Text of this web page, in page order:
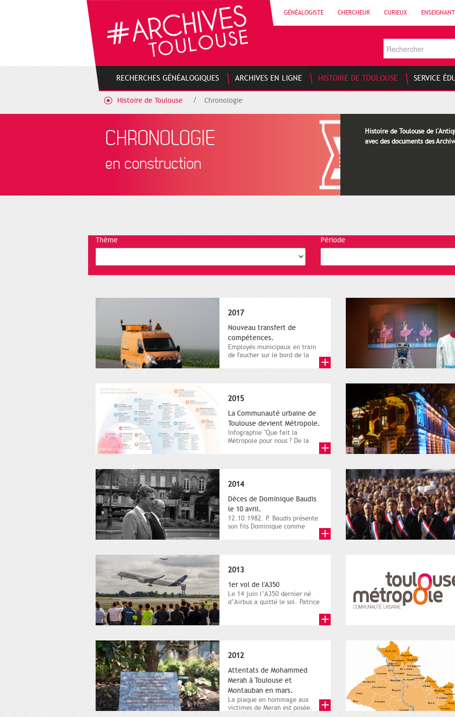
GÉNÉALOGISTE CHERCHEUR CURIEUX ENSEIGNANT
RECHERCHES GÉNÉALOGIQUES ARCHIVES EN LIGNE HISTOIRE DE TOULOUSE SERVICE
Histoire de Toulouse Chronologie
CHRONOLOGIE
en construction
Histoire de Toulouse de
avec des documents des
Thème Période
2017
Nouveau transfert de
compétences.
Employés municipaux en train
de faucher sur le bord de la
2015
La Communauté urbaine de
Toulouse devient Métropole.
Infographie "Que fait la
Métropole pour nous ? De la
2014
Dèces de Dominique Baudis
le 10 avril.
12.10.1982. P. Baudis présente
son fils Dominique comme
2013
1er vol de l'A350
Le 14 juin l’A350 dernier né
d’Airbus a quitté le sol. Patrice
2012
Attentats de Mohammed
Merah à Toulouse et
Montauban en mars.
La plaque en hommage aux
victimes de Merah est posée.
Gestion de vos préférences sur les cookies